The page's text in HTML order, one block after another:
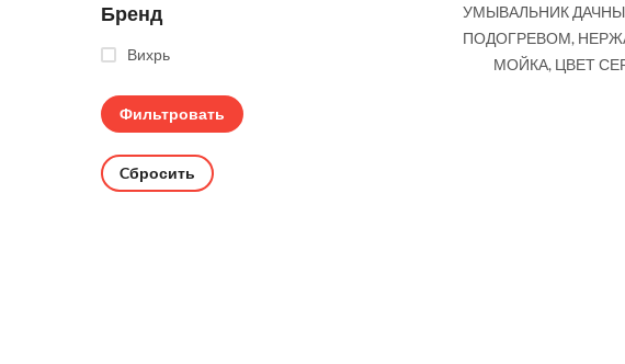
Бренд
Вихрь
Cбросить
УМЫВАЛЬНИК
ПОДОГРЕВОМ,
МОЙКА, ЦВЕТ